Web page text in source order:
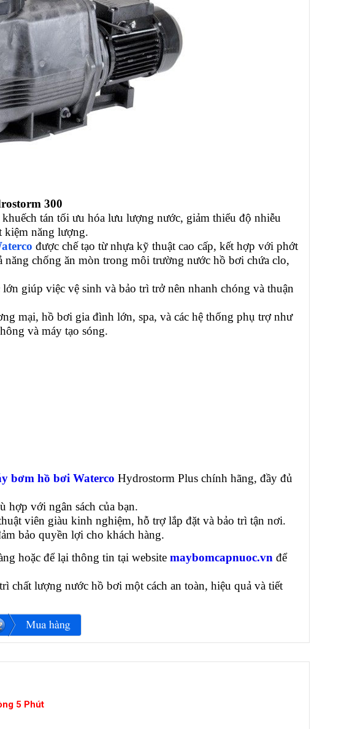
300
tán tối ưu hóa lưu lượng nước, giảm thiểu độ nhiễu
kiệm năng lượng.​
được chế tạo từ nhựa kỹ thuật cao cấp, kết hợp với phớt
chống ăn mòn trong môi trường nước hồ bơi chứa clo,
giúp việc vệ sinh và bảo trì trở nên nhanh chóng và thuận
mại, hồ bơi gia đình lớn, spa, và các hệ thống phụ trợ như
và máy tạo sóng.​
bơm hồ bơi Waterco Hydrostorm Plus chính hãng, đầy đủ
hợp với ngân sách của bạn.​
viên giàu kinh nghiệm, hỗ trợ lắp đặt và bảo trì tận nơi.​
bảo quyền lợi cho khách hàng.​
hoặc để lại thông tin tại website maybomcapnuoc.vn để
chất lượng nước hồ bơi một cách an toàn, hiệu quả và tiết
5 Phút